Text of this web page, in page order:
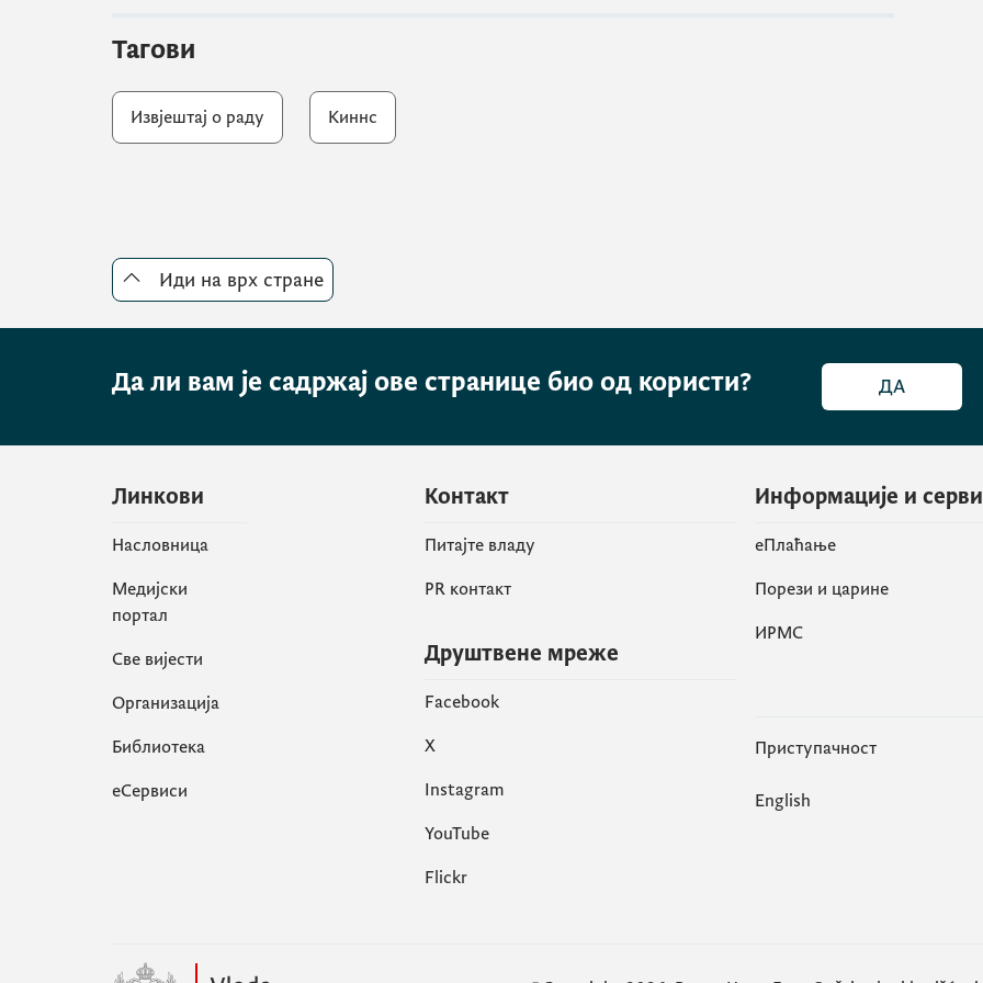
Тагови
Извјештај о раду Киннс
Иди на врх стране
Да ли вам је садржај ове странице био од користи? ДА
Линкови
Насловница
Медијски
портал
Све вијести
Организација
Библиотека
еСервиси
Контакт
Питајте владу
PR контакт
Друштвене мреже
Facebook
X
Instagram
YouTube
Flickr
Информације и
eПлаћање
Порези и царине
ИРМС
Приступачност
English